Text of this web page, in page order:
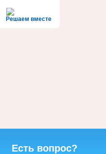
Решаем вместе
Есть вопрос?